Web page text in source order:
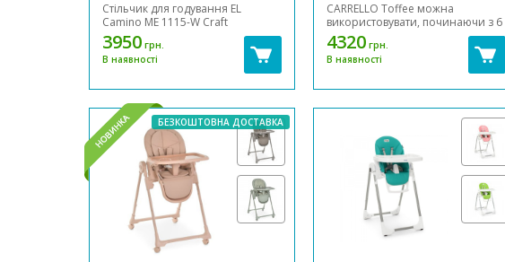
Стільчик для годування EL
Camino ME 1115-W Craft
безпечний для малюка, адже
обладнаний 5-ти точковими
ременями безпеки з м'якими
накладками та пластиковою
анатомічною перегородкою для
ніжок, які надійно захистять
дитину від випадання. Сидіння
рег...
3950 грн.
В наявності
CARRELLO Toffee можна
використовувати, починаючи з 6
місячного віку малюка, тому що
його конструкція є стійкою та
безпечною, як і його міцні
оптимальне положення для
4320 грн.
В наявності
БЕЗКОШТОВНА ДОСТАВКА